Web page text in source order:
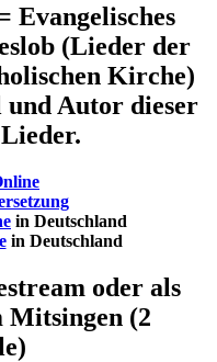
Evangelisches
(Lieder der
Kirche)
Autor dieser
in Deutschland
in Deutschland
oder als
Mitsingen (2